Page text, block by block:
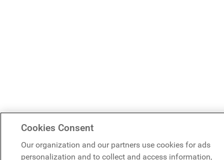
Cookies Consent
Our organization and our partners use cookies for ads
personalization and to collect and access information,